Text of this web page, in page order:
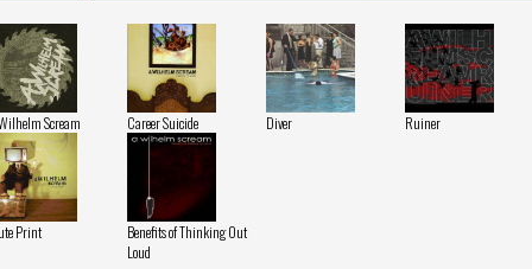
Scream Career Suicide Diver Ruiner
Print
Benefits of Thinking Out
Loud